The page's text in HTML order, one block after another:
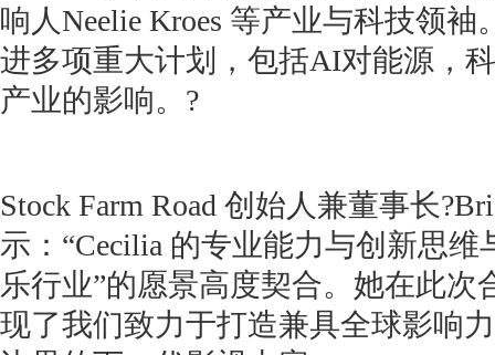
响人Neelie Kroes 等产业与科技领
进多项重大计划，包括AI对能源，
产业的影响。?
Stock Farm Road 创始人兼董事长
示：“Cecilia 的专业能力与创新思维
乐行业”的愿景高度契合。她在此次
现了我们致力于打造兼具全球影响